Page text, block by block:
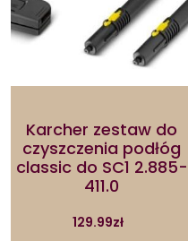
Karcher zestaw do
czyszczenia podłóg
classic do SC1 2.885-
411.0
129.99zł